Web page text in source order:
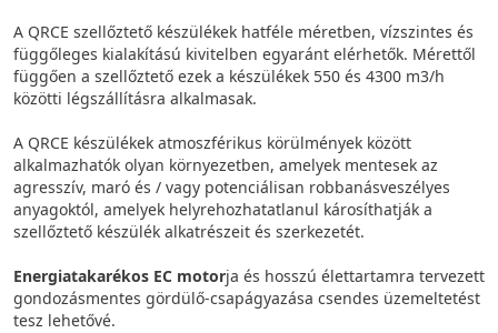
A QRCE szellőztető készülékek hatféle méretben, vízszintes és
függőleges kialakítású kivitelben egyaránt elérhetők. Mérettől
függően a szellőztető ezek a készülékek 550 és 4300 m3/h
közötti légszállításra alkalmasak.
A QRCE készülékek atmoszférikus körülmények között
alkalmazhatók olyan környezetben, amelyek mentesek az
agresszív, maró és / vagy potenciálisan robbanásveszélyes
anyagoktól, amelyek helyrehozhatatlanul károsíthatják a
szellőztető készülék alkatrészeit és szerkezetét.
Energiatakarékos EC motorja és hosszú élettartamra tervezett
gondozásmentes gördülő-csapágyazása csendes üzemeltetést
tesz lehetővé.